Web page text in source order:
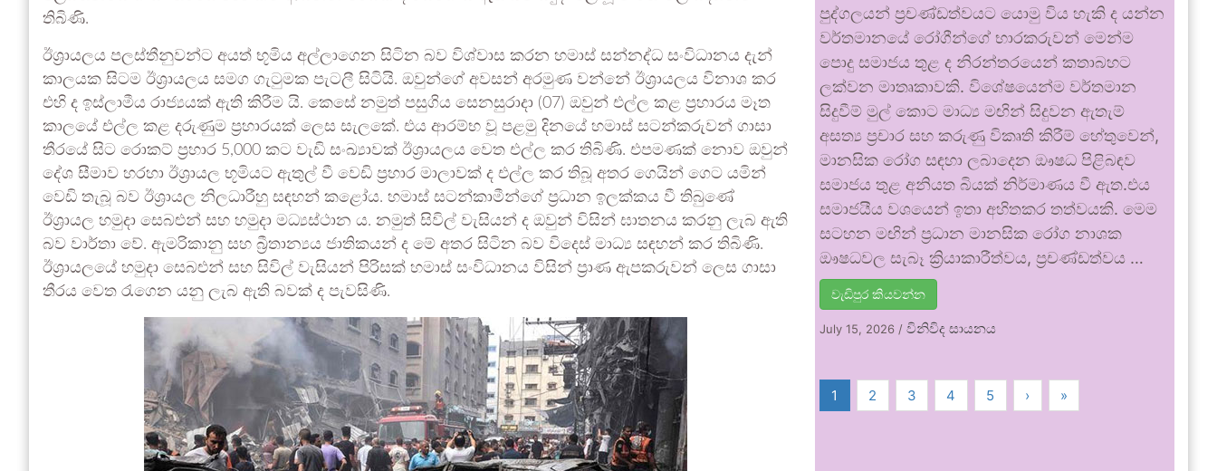
තිබිණි.
ඊශ්‍රායලය පලස්තීනුවන්ට අයත් භූමිය අල්ලාගෙන සිටින බව විශ්වාස කරන හමාස් සන්නද්ධ සංවිධානය දැන්
කාලයක සිටම ඊශ්‍රායලය සමග ගැටුමක පැටලී සිටියි. ඔවුන්ගේ අවසන් අරමුණ වන්නේ ඊශ්‍රායලය විනාශ කර
එහි ද ඉස්ලාමීය රාජ්‍යයක් ඇති කිරීම යි. කෙසේ නමුත් පසුගිය සෙනසුරාදා (07) ඔවුන් එල්ල කළ ප්‍රහාරය මෑත
කාලයේ එල්ල කළ දරුණුම ප්‍රහාරයක් ලෙස සැලකේ. එය ආරම්භ වූ පළමු දිනයේ හමාස් සටන්කරුවන් ගාසා
තීරයේ සිට රොකට් ප්‍රහාර 5,000 කට වැඩි සංඛ්‍යාවක් ඊශ්‍රායලය වෙත එල්ල කර තිබිණි. එපමණක් නොව ඔවුන්
දේශ සීමාව හරහා ඊශ්‍රායල භූමියට ඇතුල් වී වෙඩි ප්‍රහාර මාලාවක් ද එල්ල කර තිබූ අතර ගෙයින් ගෙට යමින්
වෙඩි තැබූ බව ඊශ්‍රායල නිලධාරීහු සඳහන් කළෝය. හමාස් සටන්කාමීන්ගේ ප්‍රධාන ඉලක්කය වී තිබුණේ
ඊශ්‍රායල හමුදා සෙබළුන් සහ හමුදා මධ්‍යස්ථාන ය. නමුත් සිවිල් වැසියන් ද ඔවුන් විසින් ඝාතනය කරනු ලැබ ඇති
බව වාර්තා වේ. ඇමරිකානු සහ බ්‍රීතාන්‍යය ජාතිකයන් ද මේ අතර සිටින බව විදෙස් මාධ්‍ය සඳහන් කර තිබිණි.
ඊශ්‍රායලයේ හමුදා සෙබළුන් සහ සිවිල් වැසියන් පිරිසක් හමාස් සංවිධානය විසින් ප්‍රාණ ඇපකරුවන් ලෙස ගාසා
තීරය වෙත රැගෙන යනු ලැබ ඇති බවක් ද පැවසිණි.
පුද්ගලයන් ප්‍රචණ්ඩත්වයට යොමු විය හැකි ද යන්න
වර්තමානයේ රෝගීන්ගේ භාරකරුවන් මෙන්ම
පොදු සමාජය තුළ ද නිරන්තරයෙන් කතාබහට
ලක්වන මාතෘකාවකි. විශේෂයෙන්ම වර්තමාන
සිදුවීම් මුල් කොට මාධ්‍ය මඟින් සිදුවන ඇතැම්
අසත්‍ය ප්‍රචාර සහ කරුණු විකෘති කිරීම් හේතුවෙන්,
මානසික රෝග සඳහා ලබාදෙන ඖෂධ පිළිබඳව
සමාජය තුළ අනියත බියක් නිර්මාණය වී ඇත.එය
සමාජයීය වශයෙන් ඉතා අහිතකර තත්වයකි. මෙම
සටහන මඟින් ප්‍රධාන මානසික රෝග නාශක
ඖෂධවල සැබෑ ක්‍රියාකාරීත්වය, ප්‍රචණ්ඩත්වය …
වැඩිපුර කියවන්න
July 15, 2026 /විනිවිද සායනය
1 2 3 4 5 › »